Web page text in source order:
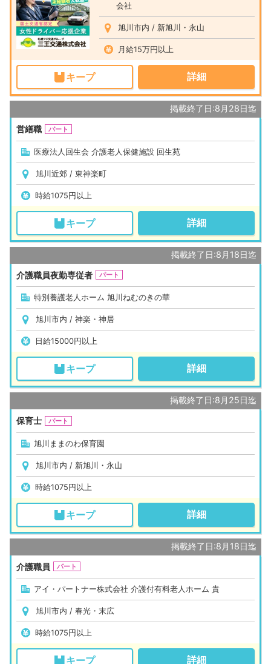
会社
旭川市内 / 新旭川・永山
月給15万円以上
キープ 詳細
掲載終了日:8月28日迄
営繕職
パート
医療法人回生会 介護老人保健施設 回生苑
旭川近郊 / 東神楽町
時給1075円以上
キープ 詳細
掲載終了日:8月18日迄
介護職員夜勤専従者
パート
特別養護老人ホーム 旭川ねむのきの華
旭川市内 / 神楽・神居
日給15000円以上
キープ 詳細
掲載終了日:8月25日迄
保育士
パート
旭川ままのわ保育園
旭川市内 / 新旭川・永山
時給1075円以上
キープ 詳細
掲載終了日:8月18日迄
介護職員
パート
アイ・パートナー株式会社 介護付有料老人ホーム 貴
旭川市内 / 春光・末広
時給1075円以上
キープ 詳細